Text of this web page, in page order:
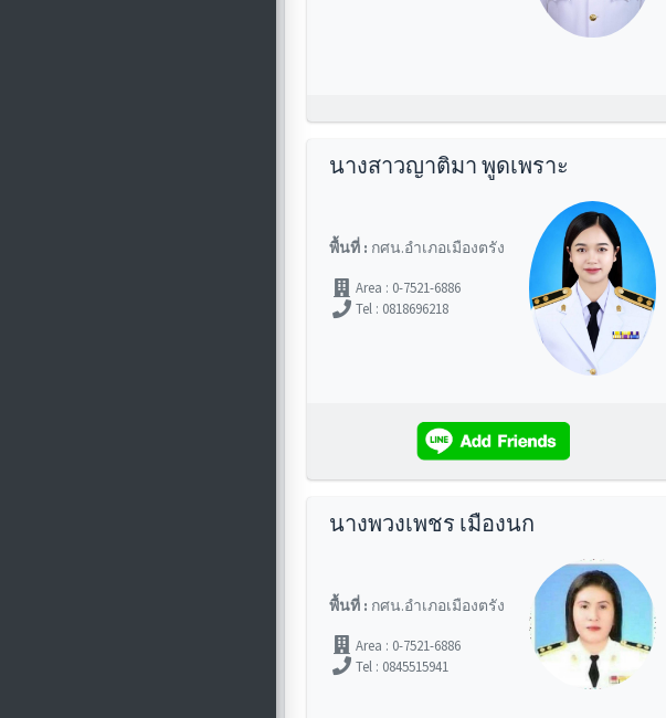
นางสาวญาติมา พูดเพราะ
พื้นที่ : กศน.อำเภอเมืองตรัง
Area : 0-7521-6886
Tel : 0818696218
นางพวงเพชร เมืองนก
พื้นที่ : กศน.อำเภอเมืองตรัง
Area : 0-7521-6886
Tel : 0845515941